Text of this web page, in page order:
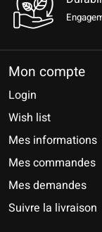
Mon compte
Login
Wish list
Mes informations
Mes commandes
Mes demandes
Suivre la livraison